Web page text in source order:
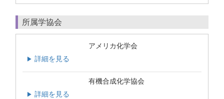
所属学協会
アメリカ化学会
▶ 詳細を見る
有機合成化学協会
▶ 詳細を見る